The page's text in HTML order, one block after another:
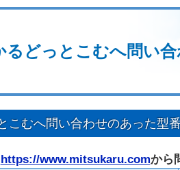
るどっとこむへ問い
こむへ問い合わせのあった型
https://www.mitsukaru.comから